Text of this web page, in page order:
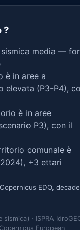
?
media —
è in aree a
elevata (P3-P4),
è in aree
P3), con il
comunale è
+3 ettari
EDO,
· ISPRA
European